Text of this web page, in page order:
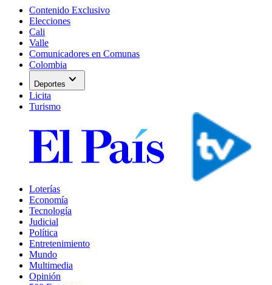
Contenido Exclusivo
Elecciones
Cali
Valle
Comunicadores en Comunas
Colombia
Deportes expand_more
Licita
Turismo
Loterías
Economía
Tecnología
Judicial
Política
Entretenimiento
Mundo
Multimedia
Opinión